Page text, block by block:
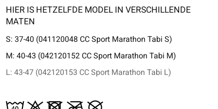
HIER IS HETZELFDE MODEL IN VERSCHILLENDE
MATEN
S: 37-40 (041120048 CC Sport Marathon Tabi S)
M: 40-43 (042120152 CC Sport Marathon Tabi M)
L: 43-47 (042120153 CC Sport Marathon Tabi L)